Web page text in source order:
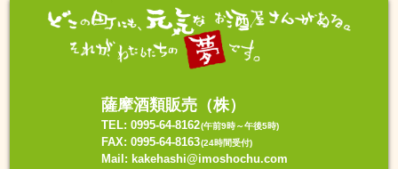
薩摩酒類販売（株）
TEL: 0995-64-8162(午前9時～午後5時)
FAX: 0995-64-8163(24時間受付)
Mail: kakehashi@imoshochu.com